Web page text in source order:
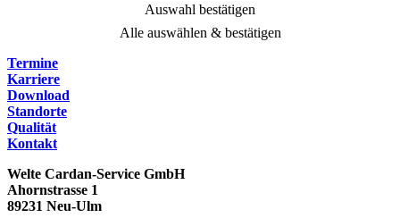
Auswahl bestätigen
Alle auswählen & bestätigen
Termine
Karriere
Download
Standorte
Qualität
Kontakt
Welte Cardan-Service GmbH
Ahornstrasse 1
89231 Neu-Ulm